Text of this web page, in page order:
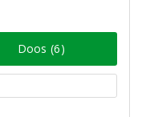
Doos (6)